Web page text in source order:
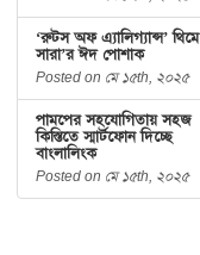
‘রুটস অফ এ্যালিগ্যান্স’ থিমে
সারা’র ঈদ পোশাক
Posted on মে ১৫th, ২০২৫
পামপের সহযোগিতায় সহজ
কিস্তিতে স্মার্টফোন দিচ্ছে
বাংলালিংক
Posted on মে ১৫th, ২০২৫